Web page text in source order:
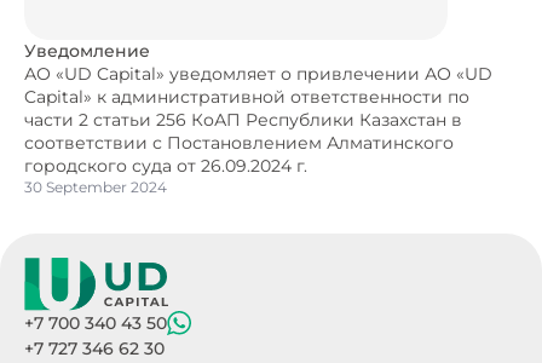
Уведомление
АО «UD Capital» уведомляет о привлечении АО «UD
Capital» к административной ответственности по
части 2 статьи 256 КоАП Республики Казахстан в
соответствии с Постановлением Алматинского
городского суда от 26.09.2024 г.
30 September 2024
+7 700 340 43 50
+7 727 346 62 30